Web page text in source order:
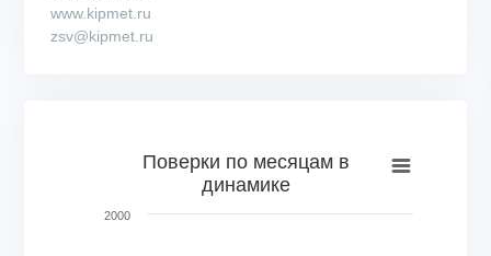
www.kipmet.ru
zsv@kipmet.ru
Bar chart with 72 bars.
View as data table, Поверки по месяцам в динамике
Поверки по месяцам в
динамике
2000